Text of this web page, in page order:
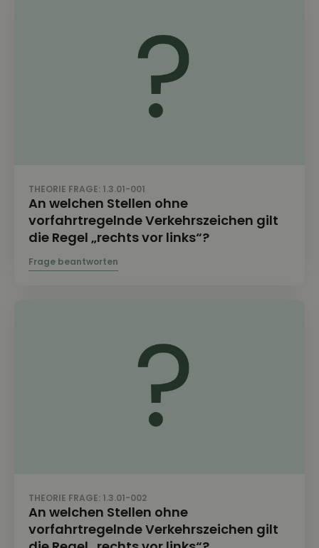
THEORIE FRAGE: 1.3.01-001
An welchen Stellen ohne
vorfahrtregelnde Verkehrszeichen gilt
die Regel „rechts vor links“?
THEORIE FRAGE: 1.3.01-002
An welchen Stellen ohne
vorfahrtregelnde Verkehrszeichen gilt